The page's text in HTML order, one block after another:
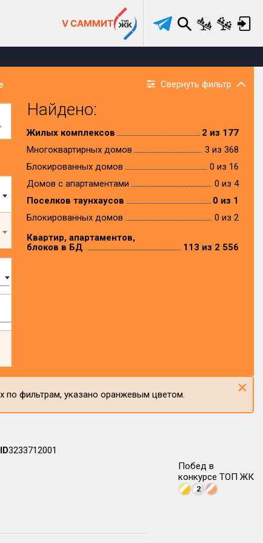
V САММИТ
Свернуть фильтр
Найдено:
Жилых комплексов
2 из 177
Многоквартирных домов
3 из 368
Блокированных домов
0 из 16
Домов с апартаментами
0 из 4
Поселков таунхаусов
0 из 1
Блокированных домов
0 из 2
Квартир, апартаментов,
блоков в БД
113 из 2 556
по фильтрам, указано оранжевым цветом. ×
ID3233712001
Побед в
конкурсе ТОП ЖК
2